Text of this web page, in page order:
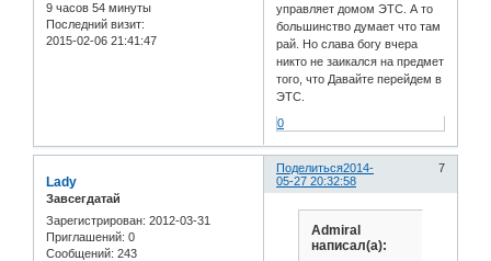
9 часов 54 минуты
Последний визит:
2015-02-06 21:41:47
управляет домом ЭТС. А то
большинство думает что там
рай. Но слава богу вчера
никто не заикался на предмет
того, что Давайте перейдем в
ЭТС.
0
Поделиться 7
2014-
05-27 20:32:58
Lady
Завсегдатай
Зарегистрирован: 2012-03-31
Приглашений: 0
Сообщений: 243
Admiral
написал(а):